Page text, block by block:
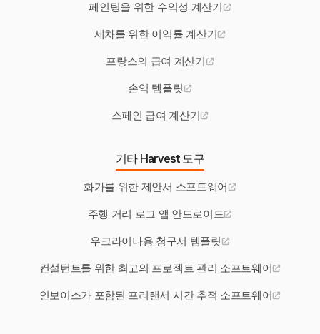
페인팅을 위한 수익성 계산기
세차를 위한 이익률 계산기
프랑스의 급여 계산기
손익 템플릿
스페인 급여 계산기
기타 Harvest 도구
화가를 위한 제안서 소프트웨어
주행 거리 로그 앱 안드로이드
우크라이나용 청구서 템플릿
컨설턴트를 위한 최고의 프로젝트 관리 소프트웨어
인보이스가 포함된 프리랜서 시간 추적 소프트웨어